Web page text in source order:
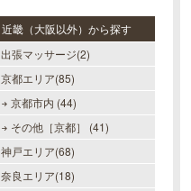
近畿（大阪以外）から探す
出張マッサージ(2)
京都エリア(85)
京都市内 (44)
その他［京都］ (41)
神戸エリア(68)
奈良エリア(18)